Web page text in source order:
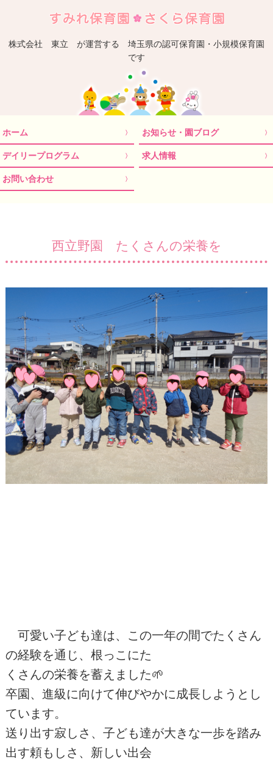
株式会社 東立 が運営する 埼玉県の認可保育園・小規模保育園
です
ホーム お知らせ・園ブログ
デイリープログラム 求人情報
お問い合わせ
西立野園 たくさんの栄養を
可愛い子ども達は、この一年の間でたくさん
の経験を通じ、根っこにた
くさんの栄養を蓄えました🌱
卒園、進級に向けて伸びやかに成長しようとし
ています。
送り出す寂しさ、子ども達が大きな一歩を踏み
出す頼もしさ、新しい出会